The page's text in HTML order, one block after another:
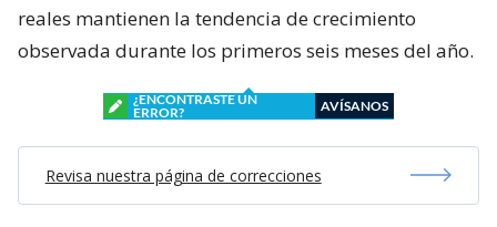
reales mantienen la tendencia de crecimiento
observada durante los primeros seis meses del año.
¿ENCONTRASTE UN
ERROR?
AVÍSANOS
Revisa nuestra página de correcciones